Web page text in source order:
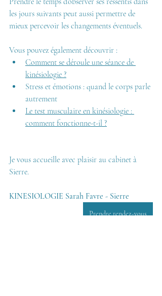
les jours suivants peut aussi permettre de
mieux percevoir les changements éventuels.
Vous pouvez également découvrir :
Comment se déroule une séance de
kinésiologie ?
Stress et émotions : quand le corps parle
autrement
Le test musculaire en kinésiologie :
comment fonctionne-t-il ?
Je vous accueille avec plaisir au cabinet à
Sierre.
KINESIOLOGIE Sarah Favre - Sierre
Prendre rendez-vous